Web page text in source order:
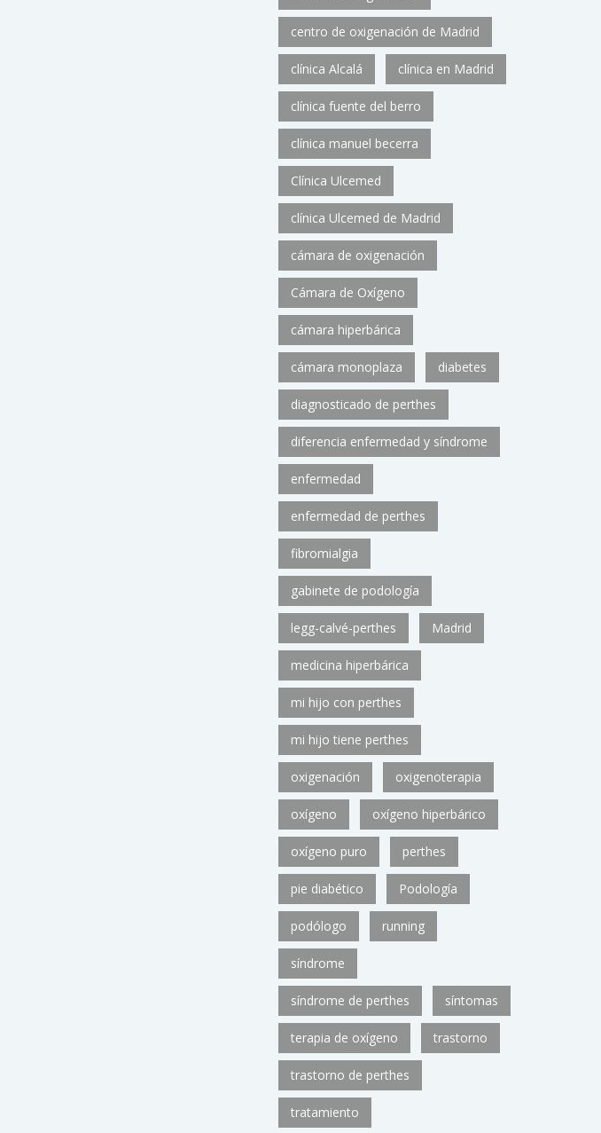
centro de oxigenación de Madrid
clínica Alcalá clínica en Madrid
clínica fuente del berro
clínica manuel becerra
Clínica Ulcemed
clínica Ulcemed de Madrid
cámara de oxigenación
Cámara de Oxígeno
cámara hiperbárica
cámara monoplaza diabetes
diagnosticado de perthes
diferencia enfermedad y síndrome
enfermedad
enfermedad de perthes
fibromialgia
gabinete de podología
legg-calvé-perthes Madrid
medicina hiperbárica
mi hijo con perthes
mi hijo tiene perthes
oxigenación oxigenoterapia
oxígeno oxígeno hiperbárico
oxígeno puro perthes
pie diabético Podología
podólogo running
síndrome
síndrome de perthes síntomas
terapia de oxígeno trastorno
trastorno de perthes
tratamiento